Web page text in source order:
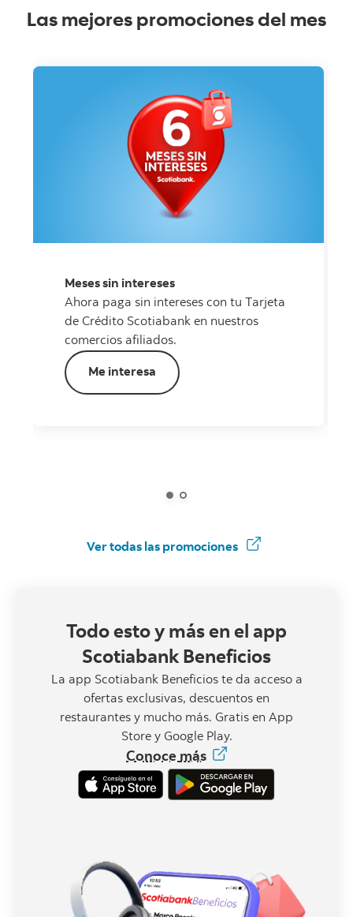
Las mejores promociones del mes
Meses sin intereses
Ahora paga sin intereses con tu Tarjeta
de Crédito Scotiabank en nuestros
comercios afiliados.
Me interesa
Ver todas las promociones
Todo esto y más en el app
Scotiabank Beneficios
La app Scotiabank Beneficios te da acceso a
ofertas exclusivas, descuentos en
restaurantes y mucho más. Gratis en App
Store y Google Play.
Conocemás